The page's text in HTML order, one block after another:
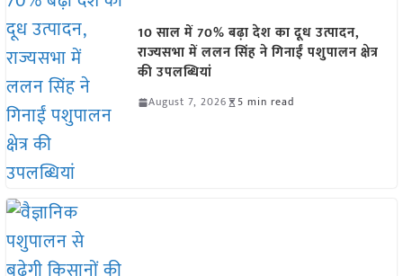
10 साल में 70% बढ़ा देश का दूध उत्पादन,
राज्यसभा में ललन सिंह ने गिनाईं पशुपालन क्षेत्र
की उपलब्धियां
August 7, 2026 5 min read